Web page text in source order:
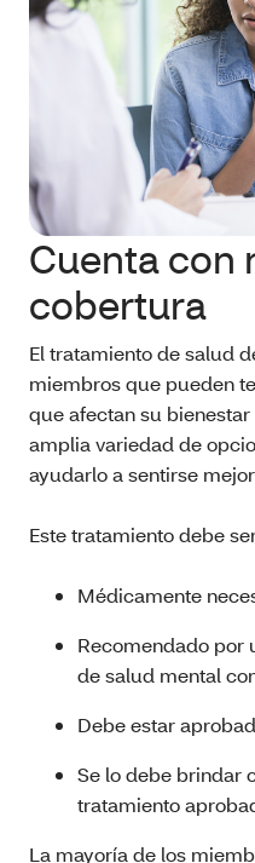
Cuenta con
cobertura
El tratamiento de salud
miembros que pueden
que afectan su
amplia variedad de
ayudarlo a sentirse
Este tratamiento debe
Médicamente
Recomendado por
de salud mental
Debe estar
Se lo debe brindar
tratamiento
La mayoría de los